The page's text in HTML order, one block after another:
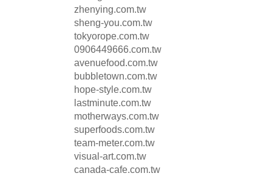
zhenying.com.tw
sheng-you.com.tw
tokyorope.com.tw
0906449666.com.tw
avenuefood.com.tw
bubbletown.com.tw
hope-style.com.tw
lastminute.com.tw
motherways.com.tw
superfoods.com.tw
team-meter.com.tw
visual-art.com.tw
canada-cafe.com.tw